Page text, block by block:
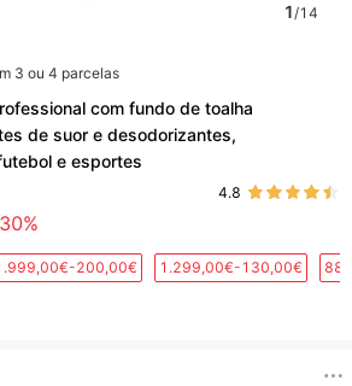
1/14
3 ou 4 parcelas
com fundo de toalha
de suor e desodorizantes,
e esportes
4.8
200,00€ 1.299,00€-130,00€